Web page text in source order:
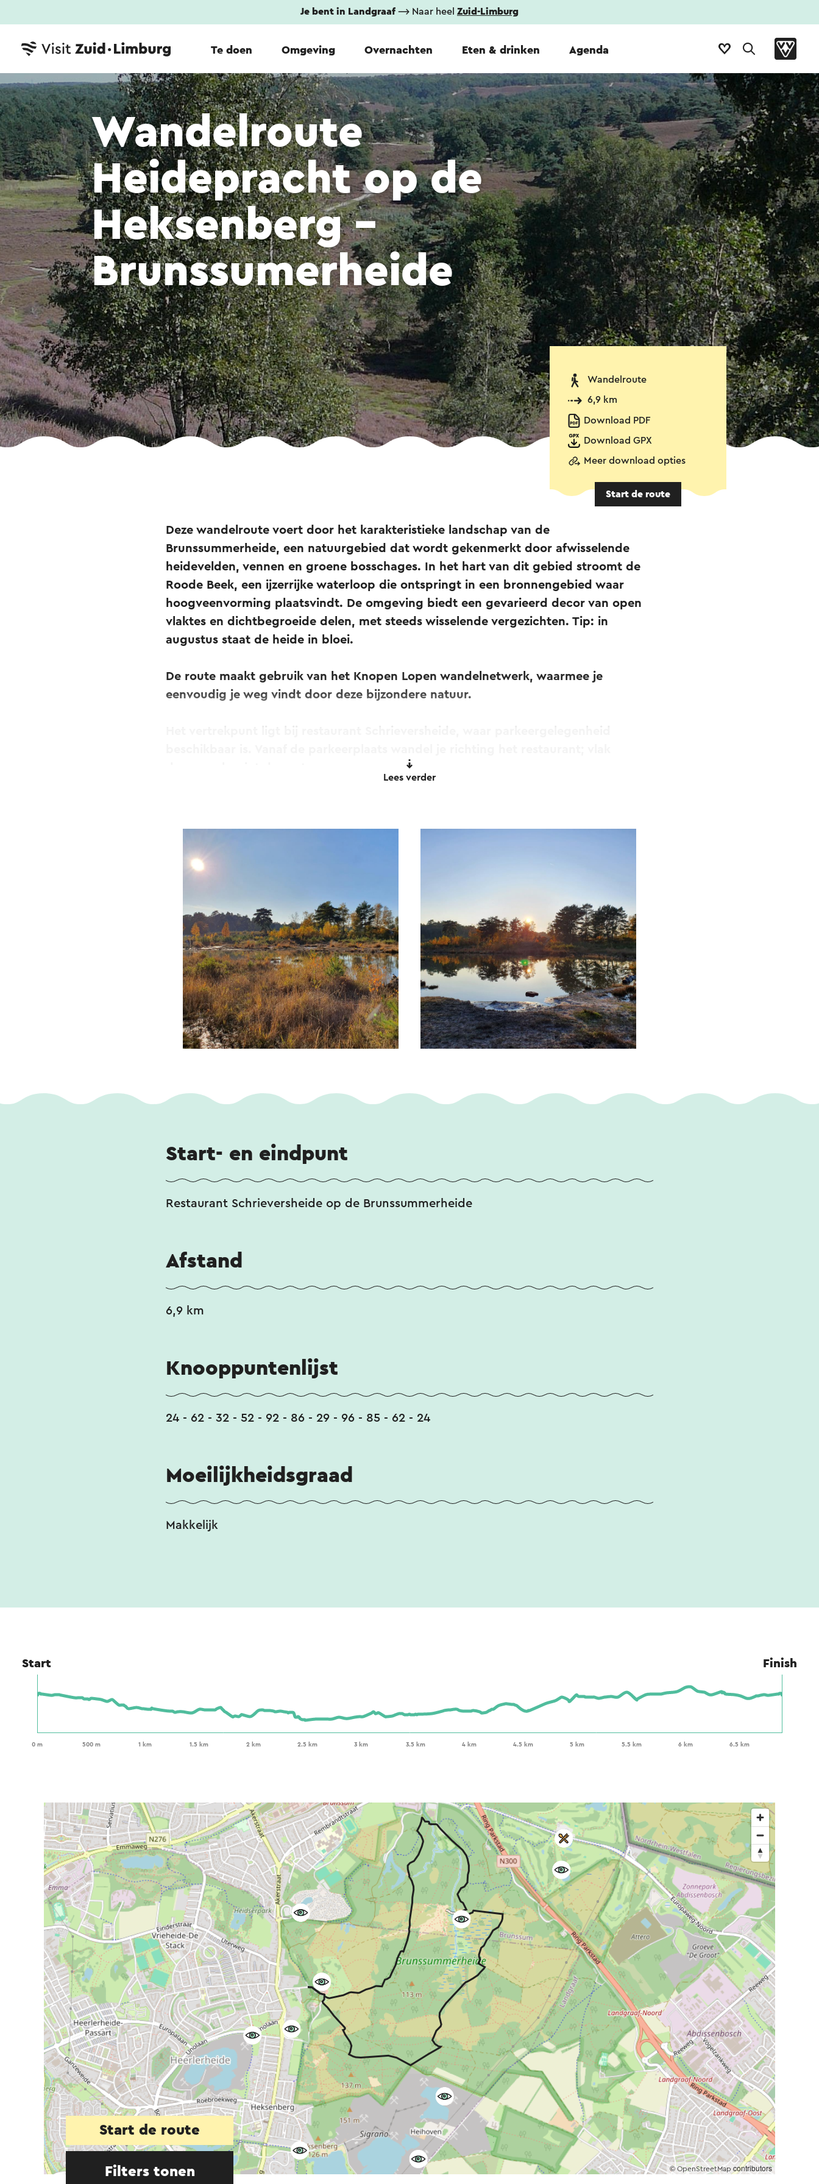
Je bent in Landgraaf ⟶ Naar heel Zuid-Limburg
Te doen Omgeving Overnachten Eten & drinken Agenda
Wandelroute
Heidepracht op de
Heksenberg -
Brunssumerheide
Wandelroute
6,9 km
Download PDF
Download GPX
Meer download opties
Start de route
Deze wandelroute voert door het karakteristieke landschap van de
Brunssummerheide, een natuurgebied dat wordt gekenmerkt door afwisselende
heidevelden, vennen en groene bosschages. In het hart van dit gebied stroomt de
Roode Beek, een ijzerrijke waterloop die ontspringt in een bronnengebied waar
hoogveenvorming plaatsvindt. De omgeving biedt een gevarieerd decor van open
vlaktes en dichtbegroeide delen, met steeds wisselende vergezichten. Tip: in
augustus staat de heide in bloei.
De route maakt gebruik van het Knopen Lopen wandelnetwerk, waarmee je
eenvoudig je weg vindt door deze bijzondere natuur.
Lees verder
Start- en eindpunt
Restaurant Schrieversheide op de Brunssummerheide
Afstand
6,9 km
Knooppuntenlijst
24 - 62 - 32 - 52 - 92 - 86 - 29 - 96 - 85 - 62 - 24
Moeilijkheidsgraad
Makkelijk
Start Finish
©OpenStreetMap contributors
Start de route
Filters tonen